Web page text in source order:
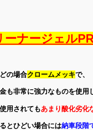
ーナージェル
の場合クロームメッキで、
も非常に強力なものを使用
用されてもあまり酸化劣化
とひどい場合には納車段階